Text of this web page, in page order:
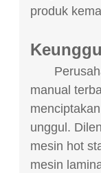
produk
manual
unggul.
mesin hot
mesin